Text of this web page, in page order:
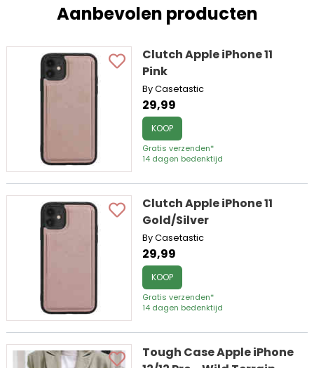
Aanbevolen producten
Clutch Apple iPhone 11
Pink
By Casetastic
29,99
KOOP
Gratis verzenden*
14 dagen bedenktijd
Clutch Apple iPhone 11
Gold/Silver
By Casetastic
29,99
KOOP
Gratis verzenden*
14 dagen bedenktijd
Tough Case Apple iPhone